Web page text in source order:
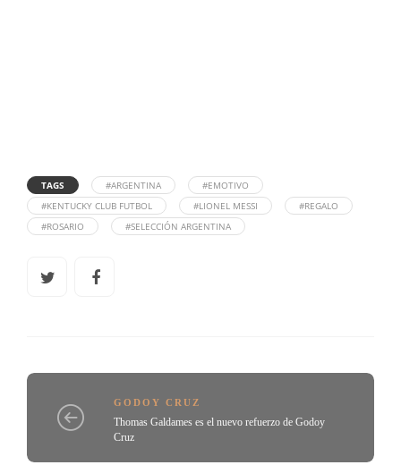
TAGS #ARGENTINA
#EMOTIVO
#KENTUCKY CLUB FUTBOL
#LIONEL MESSI
#REGALO
#ROSARIO
#SELECCIÓN ARGENTINA
GODOY CRUZ
Thomas Galdames es el nuevo refuerzo de Godoy
Cruz